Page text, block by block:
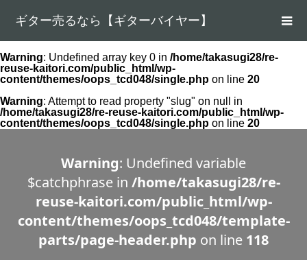
ギター売るなら【ギターバイヤー】
Warning: Undefined array key 0 in /home/takasugi28/re-
reuse-kaitori.com/public_html/wp-
content/themes/oops_tcd048/single.php on line 20
Warning: Attempt to read property "slug" on null in
/home/takasugi28/re-reuse-kaitori.com/public_html/wp-
content/themes/oops_tcd048/single.php on line 20
Warning: Undefined variable
$catchphrase in /home/takasugi28/re-
reuse-kaitori.com/public_html/wp-
content/themes/oops_tcd048/template-
parts/page-header.php on line 118